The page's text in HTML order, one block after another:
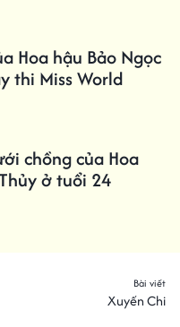
Hoa hậu Bảo Ngọc
thi Miss World
chồng của Hoa
ở tuổi 24
Bài viết
Xuyến Chi